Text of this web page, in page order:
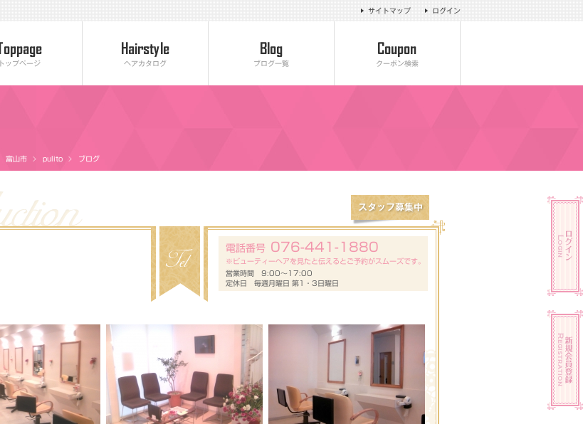
ログイン
サイトマップ
クーポン検索
ブログ一覧
ヘアカタログ
トップページ
富山市 pulito ブログ
電話番号 076-441-1880
※ビューティーヘアを見たと伝えるとご予約がスムーズです。
営業時間 9:00～17:00
定休日 毎週月曜日 第1・3日曜日